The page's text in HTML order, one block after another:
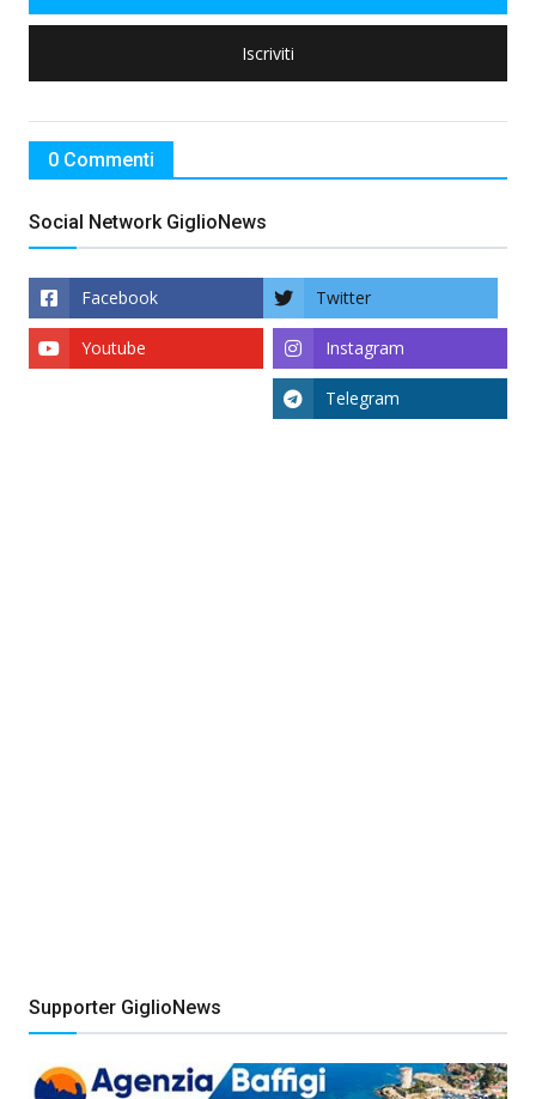
Iscriviti
0 Commenti
Social Network GiglioNews
Facebook Twitter
Instagram
Youtube
Telegram
Supporter GiglioNews